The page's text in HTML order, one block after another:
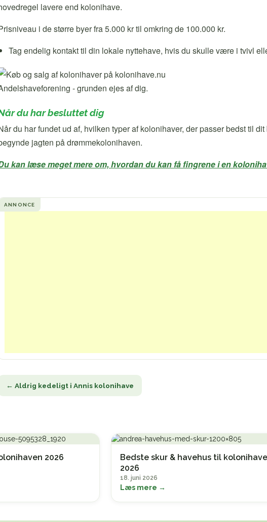
lavere end kolonihave.
i de større byer fra 5.000 kr til omkring de 100.000 kr.
Tag endelig kontakt til din lokale nyttehave, hvis du skulle være i tvivl
- grunden ejes af dig.
du har besluttet dig
du har fundet ud af, hvilken typer af kolonihaver, der passer bedst til
jagten på drømmekolonihaven.
kan læse meget mere om, hvordan du kan få fingrene i en
ANNONCE
← Aldrig kedeligt i Annis kolonihave
2026
Bedste skur & havehus til
2026
18. juni 2026
Læs mere →